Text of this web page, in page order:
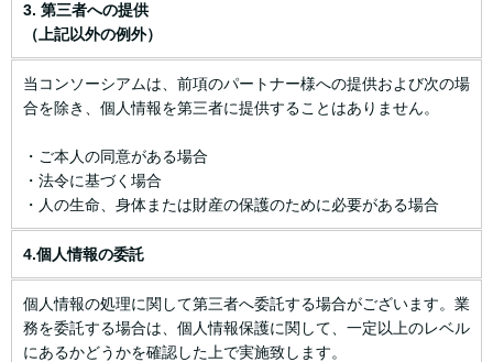
3. 第三者への提供
（上記以外の例外）
当コンソーシアムは、前項のパートナー様への提供および次の場
合を除き、個人情報を第三者に提供することはありません。
・ご本人の同意がある場合
・法令に基づく場合
・人の生命、身体または財産の保護のために必要がある場合
4.個人情報の委託
個人情報の処理に関して第三者へ委託する場合がございます。業
務を委託する場合は、個人情報保護に関して、一定以上のレベル
にあるかどうかを確認した上で実施致します。